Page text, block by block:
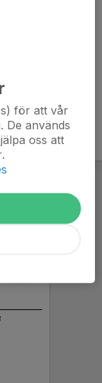
för att vår
De används
oss att